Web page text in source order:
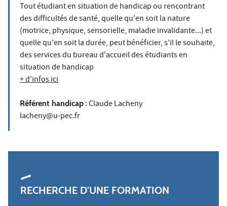
Tout étudiant en situation de handicap ou rencontrant
des difficultés de santé, quelle qu'en soit la nature
(motrice, physique, sensorielle, maladie invalidante...) et
quelle qu'en soit la durée, peut bénéficier, s'il le souhaite,
des services du bureau d'accueil des étudiants en
situation de handicap
+ d'infos ici
Référent handicap : Claude Lacheny
lacheny@u-pec.fr
RECHERCHE D'UNE FORMATION